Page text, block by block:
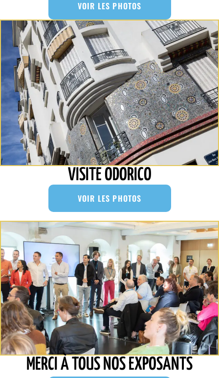
VOIR LES PHOTOS
VISITE ODORICO
VOIR LES PHOTOS
MERCI À TOUS NOS EXPOSANTS